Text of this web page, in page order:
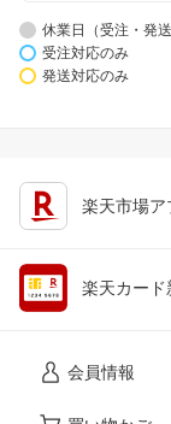
休業日（受注・発送
受注対応のみ
発送対応のみ
楽天市場ア
楽天カード
会員情報